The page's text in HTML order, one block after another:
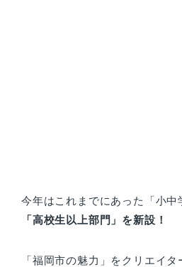
今年はこれまでにあった「小中
「高校生以上部門」を新設！
「福岡市の魅力」をクリエイ